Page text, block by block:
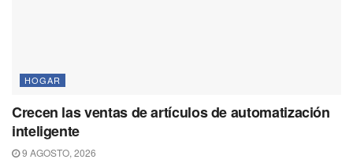
HOGAR
Crecen las ventas de artículos de automatización
inteligente
9 AGOSTO, 2026